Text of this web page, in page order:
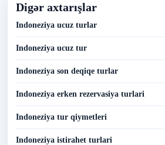
Digər axtarışlar
Indoneziya ucuz turlar
Indoneziya ucuz tur
Indoneziya son deqiqe turlar
Indoneziya erken rezervasiya turlari
Indoneziya tur qiymetleri
Indoneziya istirahet turlari